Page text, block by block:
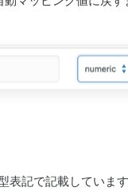
記で記載しています